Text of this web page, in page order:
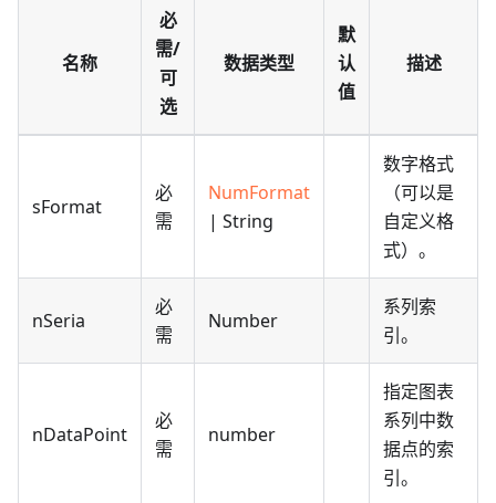
名称
必
需/
可
选
数据类型
默
认
值
描述
sFormat
必
需
NumFormat
| String
数字格式
（可以是
自定义格
式）。
nSeria
必
需
Number
系列索
引。
nDataPoint
必
需
number
指定图表
系列中数
据点的索
引。